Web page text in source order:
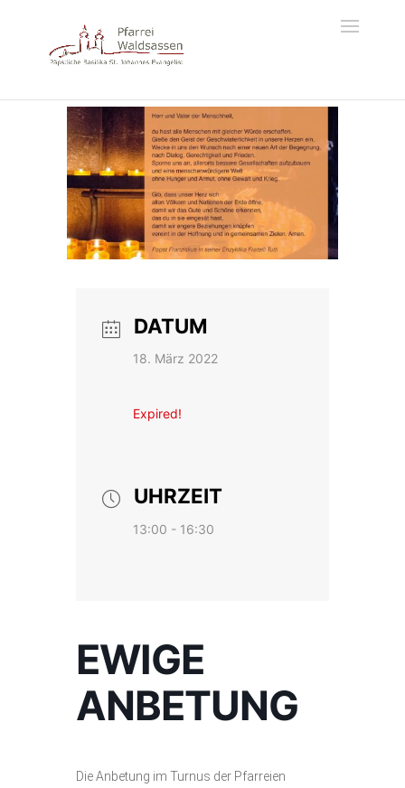
DATUM
18. März 2022
Expired!
UHRZEIT
13:00 - 16:30
EWIGE
ANBETUNG
Die Anbetung im Turnus der Pfarreien